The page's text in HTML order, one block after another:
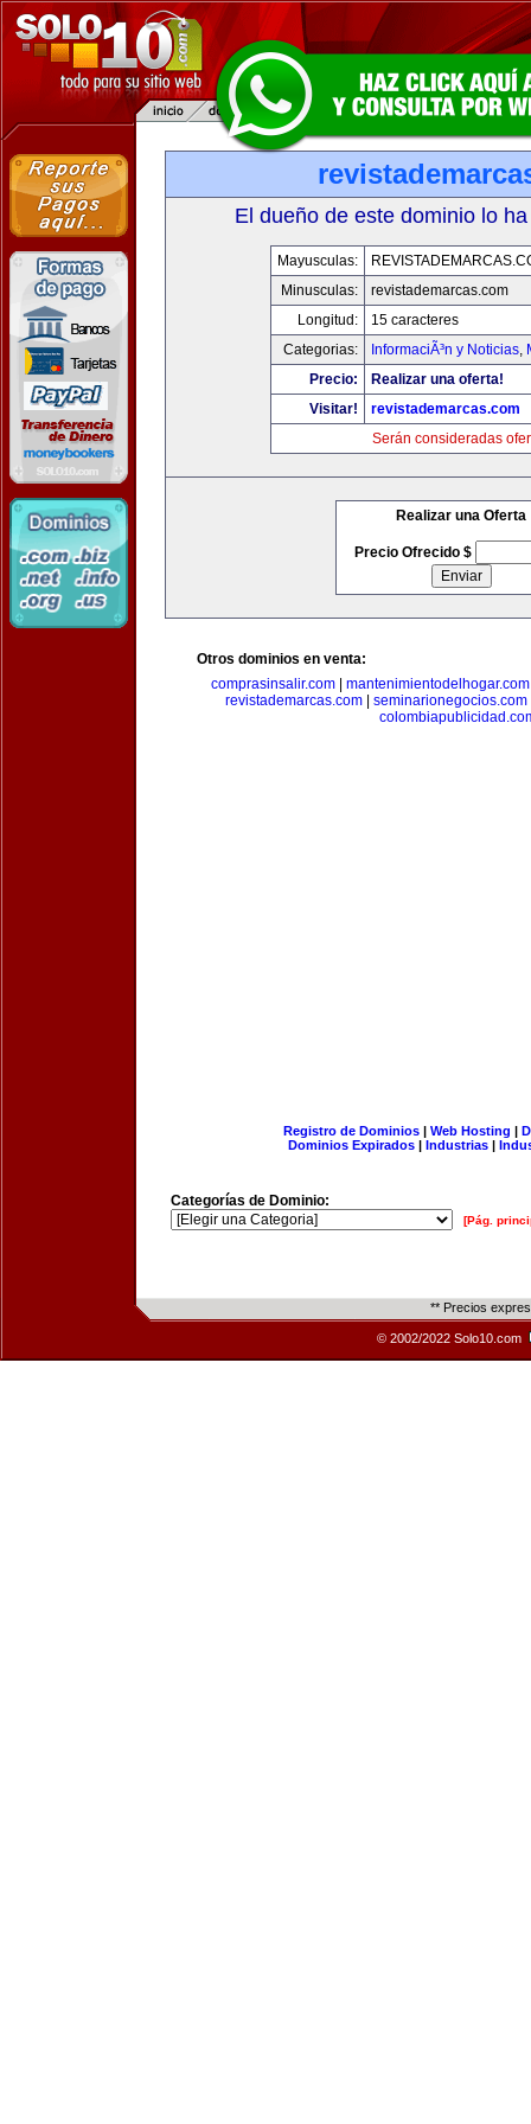
El dueño de este dominio lo
Mayusculas:
Minusculas:
revistademarcas.com
Longitud:
15 caracteres
Categorias:
InformaciÃ³n y Noticias,
Precio:
Realizar una oferta!
Visitar!
revistademarcas.com
Serán consideradas
Realizar una Oferta
Precio Ofrecido $
Otros dominios en venta:
comprasinsalir.com
mantenimientodelhogar.com
revistademarcas.com
seminarionegocios.com
Registro de Dominios| Web Hosting |
Dominios Expirados | Industrias |
Categorías de Dominio:
[Pág.
** Precios
© 2002/2022 Solo10.com